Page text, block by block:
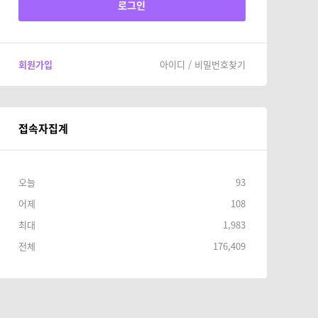
회원가입 아이디 / 비밀번호찾기
접속자집계
오늘
93
어제
108
최대
1,983
전체
176,409